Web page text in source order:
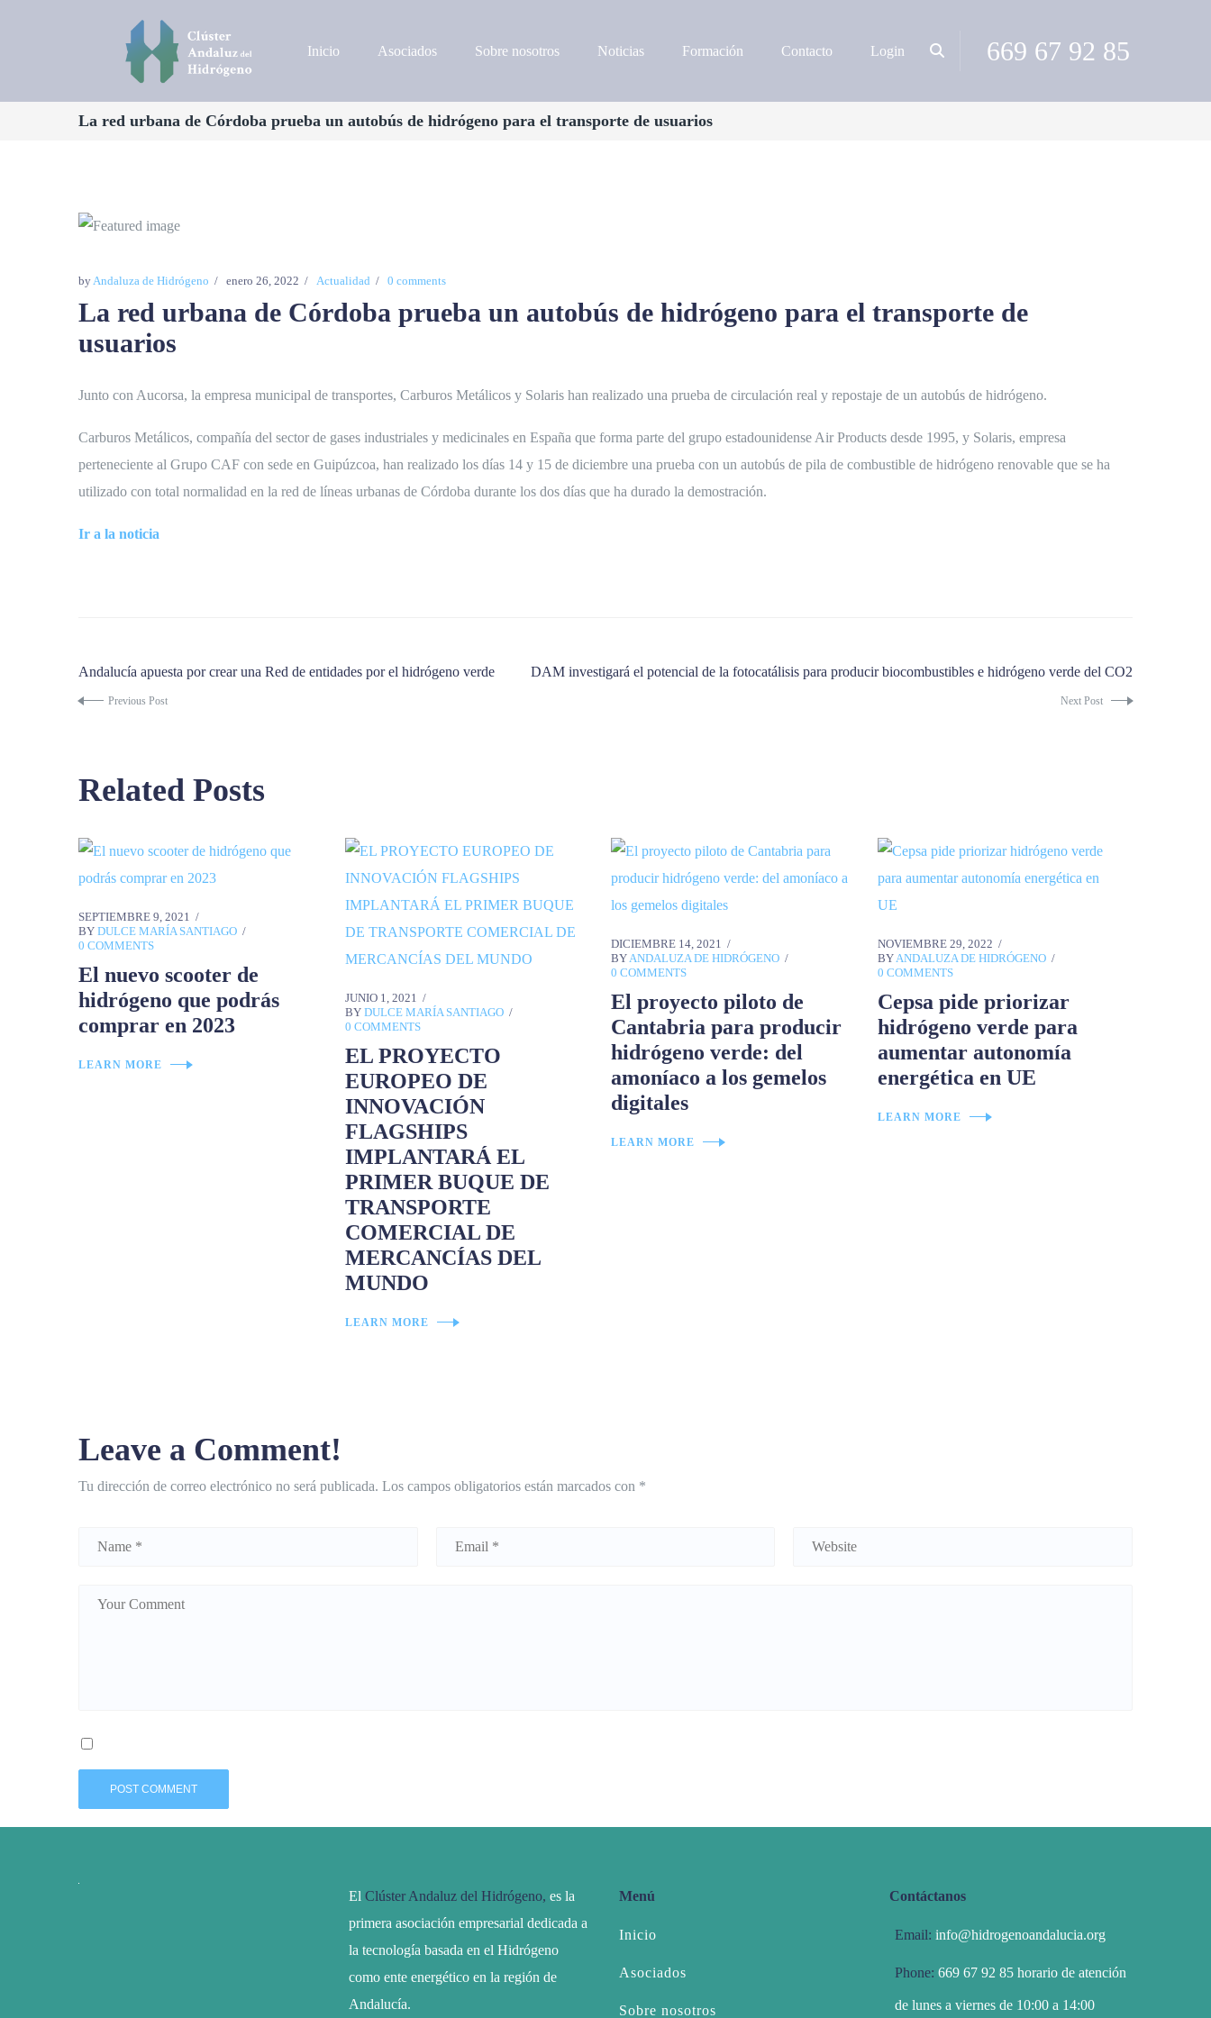
Inicio Asociados Sobre nosotros Noticias Formación Contacto Login 669 67 92 85
La red urbana de Córdoba prueba un autobús de hidrógeno para el transporte de usuarios
byAndaluza de Hidrógeno enero 26, 2022 Actualidad 0 comments
La red urbana de Córdoba prueba un autobús de hidrógeno para el transporte de
usuarios
Junto con Aucorsa, la empresa municipal de transportes, Carburos Metálicos y Solaris han realizado una prueba de circulación real y repostaje de un autobús de hidrógeno.
Carburos Metálicos, compañía del sector de gases industriales y medicinales en España que forma parte del grupo estadounidense Air Products desde 1995, y Solaris, empresa
perteneciente al Grupo CAF con sede en Guipúzcoa, han realizado los días 14 y 15 de diciembre una prueba con un autobús de pila de combustible de hidrógeno renovable que se ha
utilizado con total normalidad en la red de líneas urbanas de Córdoba durante los dos días que ha durado la demostración.
Ir a la noticia
Andalucía apuesta por crear una Red de entidades por el hidrógeno verde
Previous Post
DAM investigará el potencial de la fotocatálisis para producir biocombustibles e hidrógeno verde del CO2
Next Post
Related Posts
SEPTIEMBRE 9, 2021
BY DULCE MARÍA SANTIAGO
0 COMMENTS
El nuevo scooter de
hidrógeno que podrás
comprar en 2023
LEARN MORE
JUNIO 1, 2021
BY DULCE MARÍA SANTIAGO
0 COMMENTS
EL PROYECTO
EUROPEO DE
INNOVACIÓN
FLAGSHIPS
IMPLANTARÁ EL
PRIMER BUQUE DE
TRANSPORTE
COMERCIAL DE
MERCANCÍAS DEL
MUNDO
LEARN MORE
DICIEMBRE 14, 2021
BYANDALUZA DE HIDRÓGENO
0 COMMENTS
El proyecto piloto de
Cantabria para producir
hidrógeno verde: del
amoníaco a los gemelos
digitales
LEARN MORE
NOVIEMBRE 29, 2022
BYANDALUZA DE HIDRÓGENO
0 COMMENTS
Cepsa pide priorizar
hidrógeno verde para
aumentar autonomía
energética en UE
LEARN MORE
Leave a Comment!
Tu dirección de correo electrónico no será publicada. Los campos obligatorios están marcados con *
El Clúster Andaluz del Hidrógeno, es la
primera asociación empresarial dedicada a
la tecnología basada en el Hidrógeno
como ente energético en la región de
Andalucía.
Menú
Inicio
Asociados
Sobre nosotros
Contáctanos
Email: info@hidrogenoandalucia.org
Phone: 669 67 92 85 horario de atención
de lunes a viernes de 10:00 a 14:00